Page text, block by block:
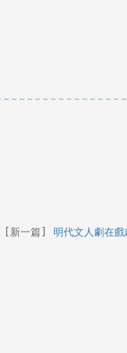
[新一篇] 明代文人劇在